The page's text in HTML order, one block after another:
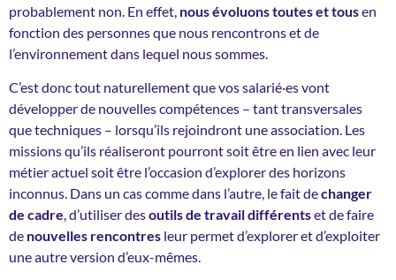
probablement non. En effet, nous évoluons toutes et tousen
fonction des personnes que nous rencontrons et de
l’environnement dans lequel nous sommes.
C’est donc tout naturellement que vos salarié·es vont
développer de nouvelles compétences – tant transversales
que techniques – lorsqu’ils rejoindront une association. Les
missions qu’ils réaliseront pourront soit être en lien avec leur
métier actuel soit être l’occasion d’explorer des horizons
inconnus. Dans un cas comme dans l’autre, le fait dechanger
de cadre, d’utiliserdesoutils de travaildifférentset de faire
de nouvelles rencontres leur permet d’explorer et d’exploiter
une autre version d’eux-mêmes.